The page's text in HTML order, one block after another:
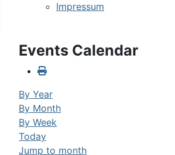
Impressum
Events Calendar
By Year
By Month
By Week
Today
Jump to month